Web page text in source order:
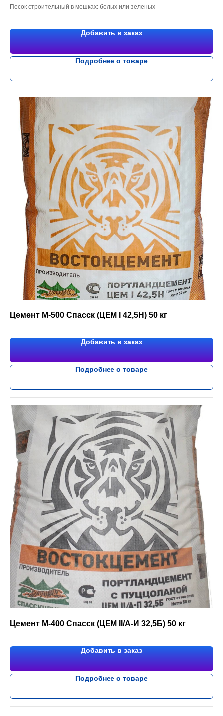
Песок строительный в мешках: белых или зеленых
Добавить в заказ
Подробнее о товаре
Цемент М-500 Спасск (ЦЕМ I 42,5Н) 50 кг
Добавить в заказ
Подробнее о товаре
Цемент М-400 Спасск (ЦЕМ II/A-И 32,5Б) 50 кг
Добавить в заказ
Подробнее о товаре